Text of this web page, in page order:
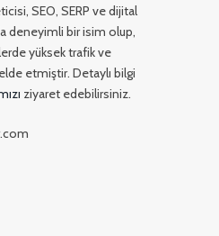
SEO, SERP ve dijital
deneyimli bir isim olup,
yüksek trafik ve
elde etmiştir. Detaylı bilgi
ziyaret edebilirsiniz.